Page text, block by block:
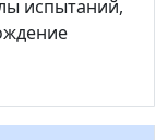
испытаний,